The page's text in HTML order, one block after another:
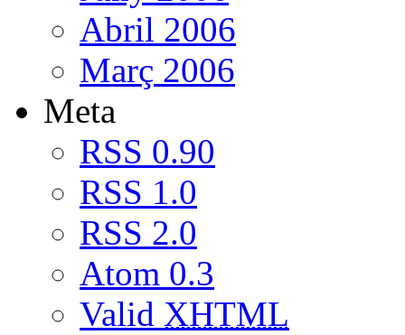
Abril 2006
Març 2006
Meta
RSS 0.90
RSS 1.0
RSS 2.0
Atom 0.3
Valid XHTML